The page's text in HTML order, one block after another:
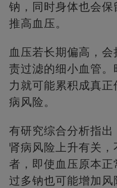
钠，同时身体也会
推高血压。
血压若长期偏高，
责过滤的细小血管
力就可能累积成真
病风险。
有研究综合分析指
肾病风险上升有关
者，即使血压原本正
过多钠也可能增加风